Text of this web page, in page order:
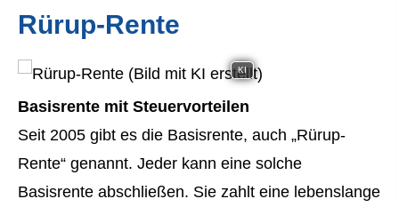
Rürup-Rente
KI
Basisrente mit Steuervorteilen
Seit 2005 gibt es die Basisrente, auch „Rürup-
Rente“ genannt. Jeder kann eine solche
Basisrente abschließen. Sie zahlt eine lebenslange